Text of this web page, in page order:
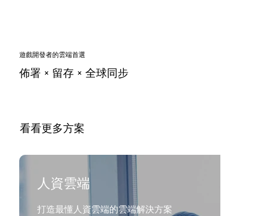
遊戲開發者的雲端首選
佈署 × 留存 × 全球同步
​看看更多方案
人資雲端
打造最懂人資雲端的雲端解決方案